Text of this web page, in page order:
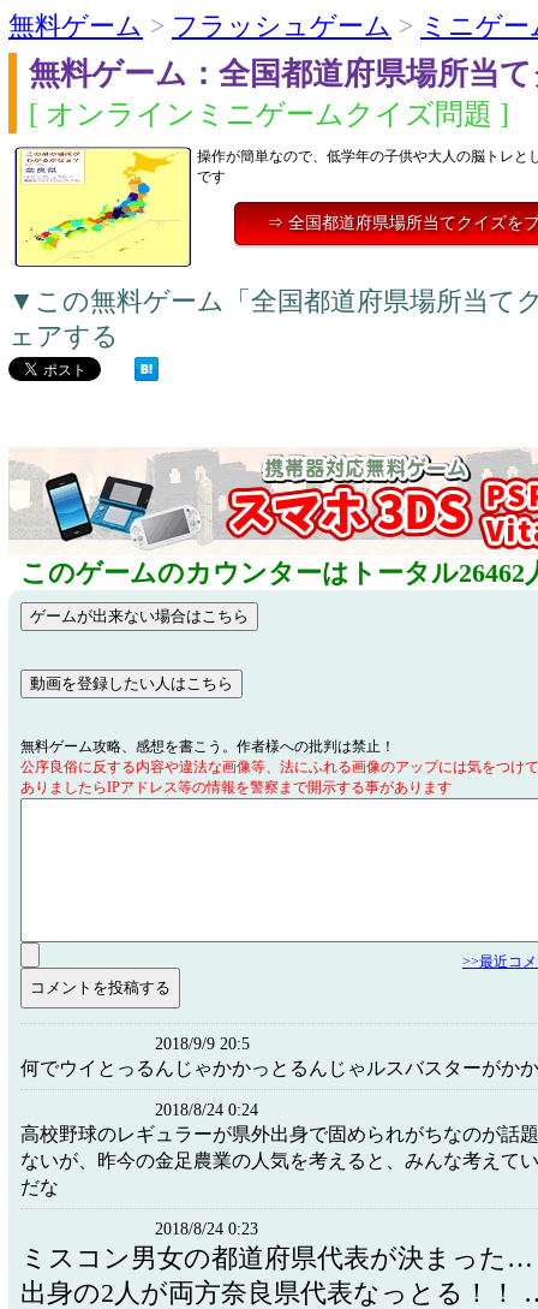
無料ゲーム > フラッシュゲーム > ミニゲー
無料ゲーム：全国都道府県場所当
[ オンラインミニゲームクイズ問題 ]
操作が簡単なので、低学年の子供や大人の脳トレと
です
⇒ 全国都道府県場所当てクイズを
▼この無料ゲーム「全国都道府県場所当て
ェアする
このゲームのカウンターはトータル26462
無料ゲーム攻略、感想を書こう。作者様への批判は禁止！
公序良俗に反する内容や違法な画像等、法にふれる画像のアップには気をつけ
ありましたらIPアドレス等の情報を警察まで開示する事があります
>>最近コ
2018/9/9 20:5
何でウイとっるんじゃかかっとるんじゃルスバスターがか
2018/8/24 0:24
高校野球のレギュラーが県外出身で固められがちなのが話
ないが、昨今の金足農業の人気を考えると、みんな考えて
だな
2018/8/24 0:23
ミスコン男女の都道府県代表が決まった
出身の2人が両方奈良県代表なっとる！！